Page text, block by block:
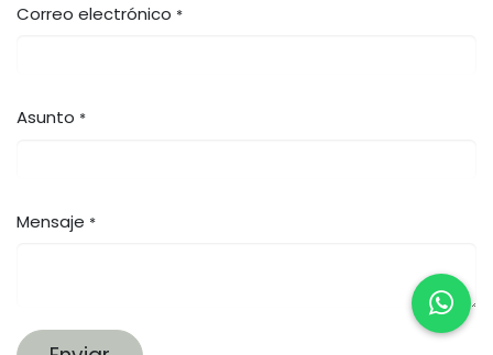
Correo electrónico *
Asunto *
Mensaje *